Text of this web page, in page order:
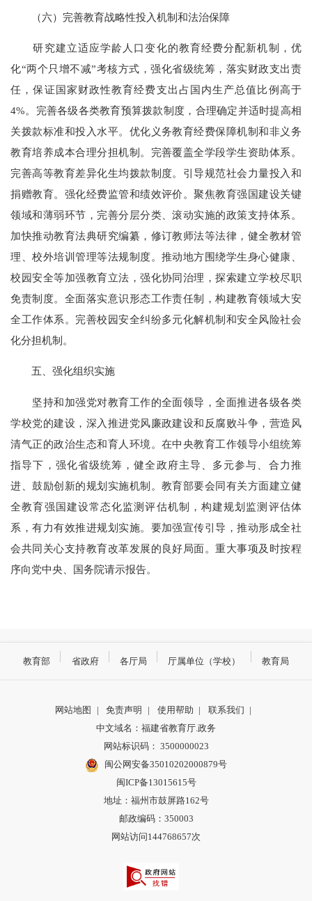
（六）完善教育战略性投入机制和法治保障
研究建立适应学龄人口变化的教育经费分配新机制，优
化“两个只增不减”考核方式，强化省级统筹，落实财政支出责
任，保证国家财政性教育经费支出占国内生产总值比例高于
4%。完善各级各类教育预算拨款制度，合理确定并适时提高相
关拨款标准和投入水平。优化义务教育经费保障机制和非义务
教育培养成本合理分担机制。完善覆盖全学段学生资助体系。
完善高等教育差异化生均拨款制度。引导规范社会力量投入和
捐赠教育。强化经费监管和绩效评价。聚焦教育强国建设关键
领域和薄弱环节，完善分层分类、滚动实施的政策支持体系。
加快推动教育法典研究编纂，修订教师法等法律，健全教材管
理、校外培训管理等法规制度。推动地方围绕学生身心健康、
校园安全等加强教育立法，强化协同治理，探索建立学校尽职
免责制度。全面落实意识形态工作责任制，构建教育领域大安
全工作体系。完善校园安全纠纷多元化解机制和安全风险社会
化分担机制。
五、强化组织实施
坚持和加强党对教育工作的全面领导，全面推进各级各类
学校党的建设，深入推进党风廉政建设和反腐败斗争，营造风
清气正的政治生态和育人环境。在中央教育工作领导小组统筹
指导下，强化省级统筹，健全政府主导、多元参与、合力推
进、鼓励创新的规划实施机制。教育部要会同有关方面建立健
全教育强国建设常态化监测评估机制，构建规划监测评估体
系，有力有效推进规划实施。要加强宣传引导，推动形成全社
会共同关心支持教育改革发展的良好局面。重大事项及时按程
序向党中央、国务院请示报告。
教育部 省政府 各厅局 厅属单位（学校） 教育局
网站地图 | 免责声明 | 使用帮助 | 联系我们 |
中文域名：福建省教育厅.政务
网站标识码： 3500000023
闽公网安备35010202000879号
闽ICP备13015615号
地址：福州市鼓屏路162号
邮政编码：350003
网站访问144768657次